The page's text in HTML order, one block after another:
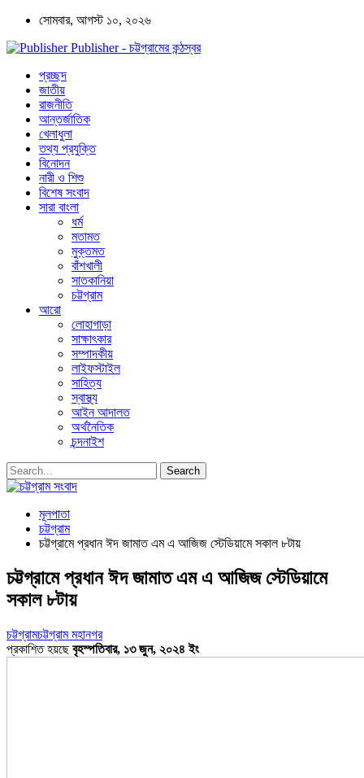
সোমবার, আগস্ট ১০, ২০২৬
Publisher - চট্টগ্রামের কন্ঠস্বর
প্রচ্ছদ
জাতীয়
রাজনীতি
আন্তর্জাতিক
খেলাধুলা
তথ্য প্রযুক্তি
বিনোদন
নারী ও শিশু
বিশেষ সংবাদ
সারা বাংলা
ধর্ম
মতামত
মুক্তমত
বাঁশখালী
সাতকানিয়া
চট্টগ্রাম
আরো
লোহাগাড়া
সাক্ষাৎকার
সম্পাদকীয়
লাইফস্টাইল
সাহিত্য
স্বাস্থ্য
আইন আদালত
অর্থনৈতিক
চন্দনাইশ
মূলপাতা
চট্টগ্রাম
চট্টগ্রামে প্রধান ঈদ জামাত এম এ আজিজ স্টেডিয়ামে সকাল ৮টায়
চট্টগ্রামে প্রধান ঈদ জামাত এম এ আজিজ স্টেডিয়ামে
সকাল ৮টায়
চট্টগ্রামচট্টগ্রাম মহানগর
প্রকাশিত হয়ছেবৃহস্পতিবার, ১৩ জুন, ২০২৪ ইং